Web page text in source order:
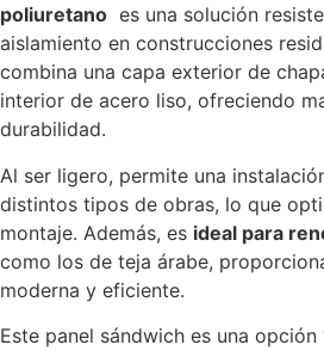
poliuretano es una solución
aislamiento en construcciones
combina una capa exterior de
interior de acero liso, ofreciendo
durabilidad.
Al ser ligero, permite una
distintos tipos de obras, lo que
montaje. Además, es ideal para
como los de teja árabe,
moderna y eficiente.
Este panel sándwich es una